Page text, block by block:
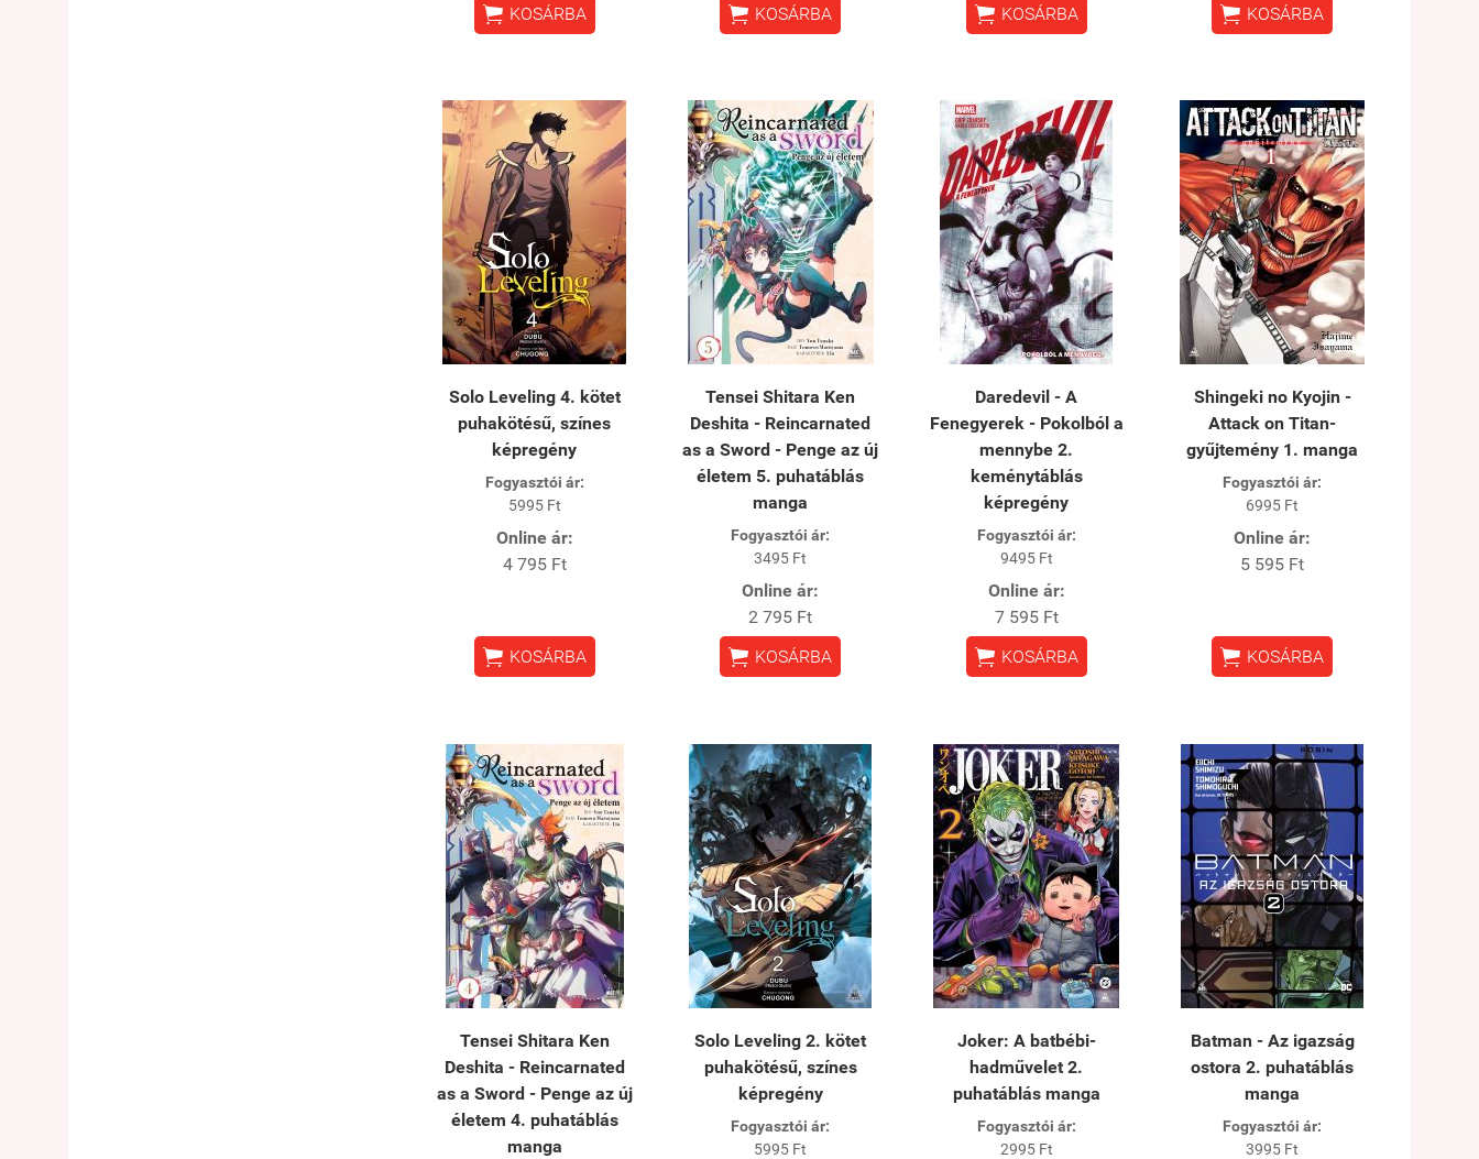
 KOSÁRBA  KOSÁRBA  KOSÁRBA  KOSÁRBA
Solo Leveling 4. kötet
puhakötésű, színes
képregény
Fogyasztói ár:
5995 Ft
Online ár:
4 795 Ft
 KOSÁRBA
Tensei Shitara Ken
Deshita - Reincarnated
as a Sword - Penge az új
életem 5. puhatáblás
manga
Fogyasztói ár:
3495 Ft
Online ár:
2 795 Ft
 KOSÁRBA
Daredevil - A
Fenegyerek - Pokolból a
mennybe 2.
keménytáblás
képregény
Fogyasztói ár:
9495 Ft
Online ár:
7 595 Ft
 KOSÁRBA
Shingeki no Kyojin -
Attack on Titan-
gyűjtemény 1. manga
Fogyasztói ár:
6995 Ft
Online ár:
5 595 Ft
 KOSÁRBA
Tensei Shitara Ken
Deshita - Reincarnated
as a Sword - Penge az új
életem 4. puhatáblás
manga
Solo Leveling 2. kötet
puhakötésű, színes
képregény
Fogyasztói ár:
5995 Ft
Joker: A batbébi-
hadművelet 2.
puhatáblás manga
Fogyasztói ár:
2995 Ft
Batman - Az igazság
ostora 2. puhatáblás
manga
Fogyasztói ár:
3995 Ft